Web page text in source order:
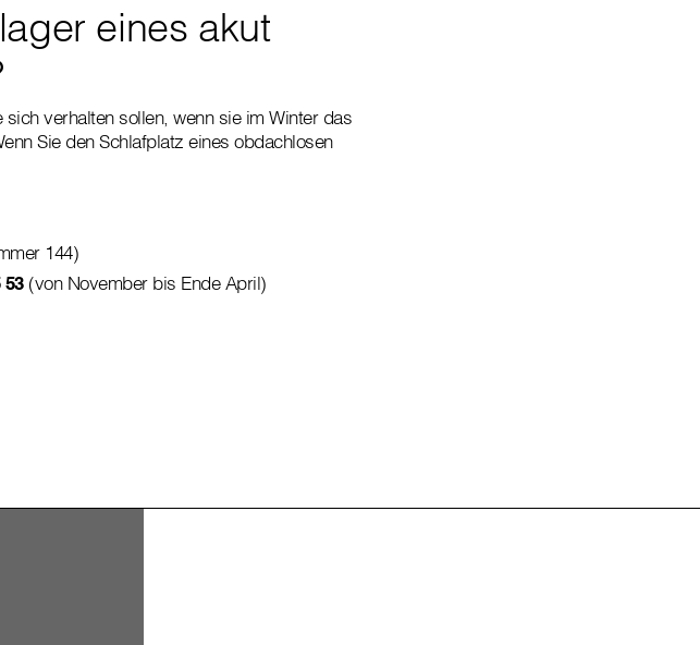
eines akut
verhalten sollen, wenn sie im Winter das
Sie den Schlafplatz eines obdachlosen
144)
53(von November bis Ende April)